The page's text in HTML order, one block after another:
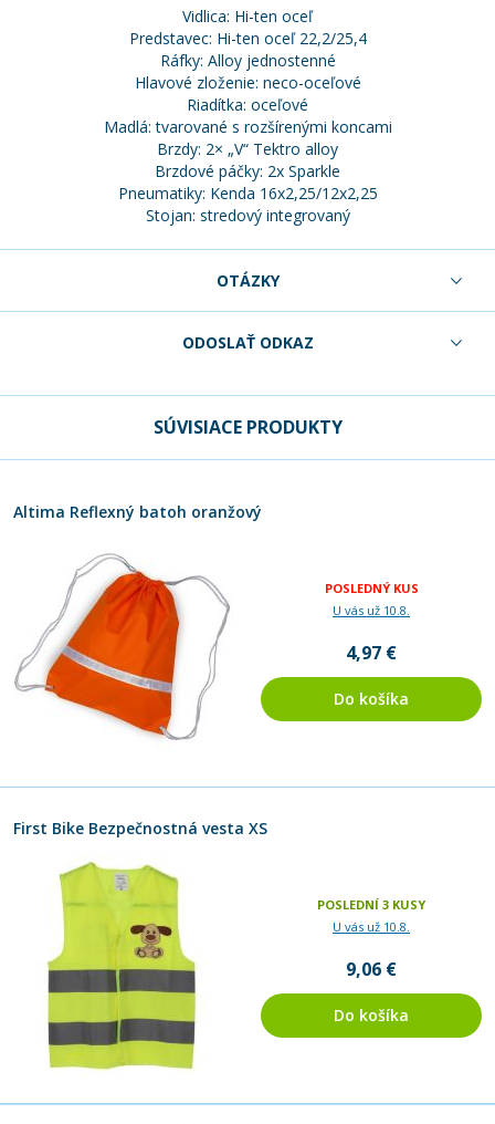
Vidlica: Hi-ten oceľ
Predstavec: Hi-ten oceľ 22,2/25,4
Ráfky: Alloy jednostenné
Hlavové zloženie: neco-oceľové
Riadítka: oceľové
Madlá: tvarované s rozšírenými koncami
Brzdy: 2× „V“ Tektro alloy
Brzdové páčky: 2x Sparkle
Pneumatiky: Kenda 16x2,25/12x2,25
Stojan: stredový integrovaný
OTÁZKY
ODOSLAŤ ODKAZ
SÚVISIACE PRODUKTY
Altima Reflexný batoh oranžový
POSLEDNÝ KUS
U vás už 10.8.
4,97 €
Do košíka
First Bike Bezpečnostná vesta XS
POSLEDNÍ 3 KUSY
U vás už 10.8.
9,06 €
Do košíka